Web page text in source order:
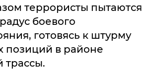
террористы пытаются
боевого
готовясь к штурму
позиций в районе
трассы.